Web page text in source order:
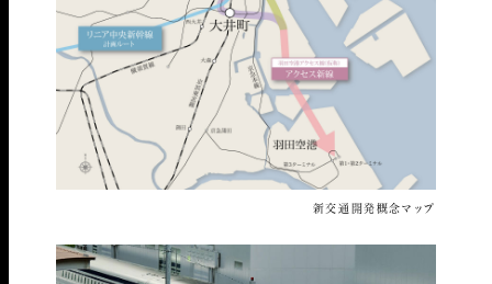
新交通開発概念マップ